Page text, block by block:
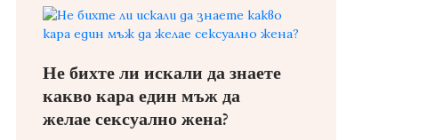
Не бихте ли искали да знаете
какво кара един мъж да
желае сексуално жена?